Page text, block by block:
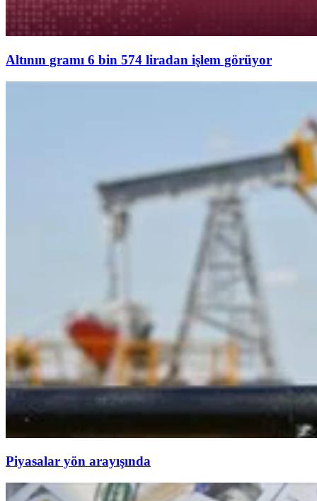
Altının gramı 6 bin 574 liradan işlem görüyor
Piyasalar yön arayışında